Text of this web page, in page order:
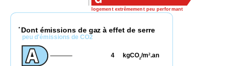
logement extrêmement peu performant
* Dont émissions de gaz à effet de serre
peu d'émissions de CO2
kgCO2/m2.an
4